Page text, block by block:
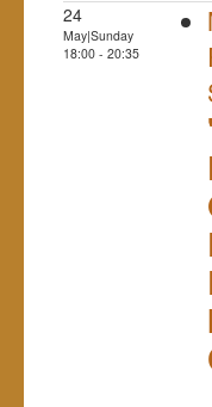
24
May|Sunday
18:00 - 20:35